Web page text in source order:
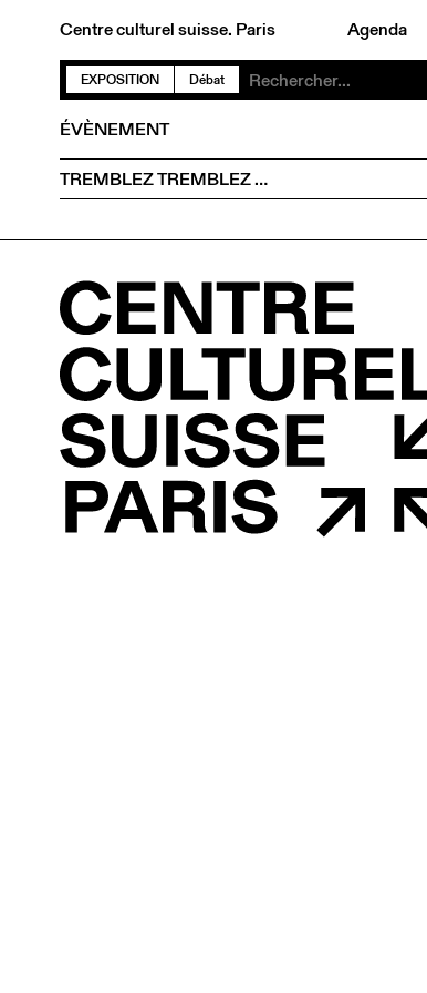
Centre culturel suisse. Paris Agenda
EXPOSITION Débat
ÉVÈNEMENT
TREMBLEZ TREMBLEZ …